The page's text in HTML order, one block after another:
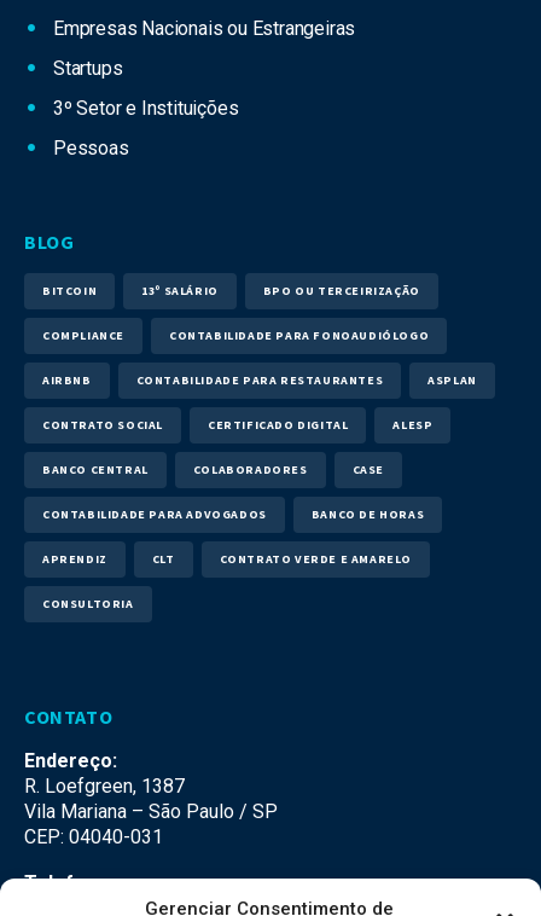
Gerenciar Consentimento de
Empresas Nacionais ou Estrangeiras
Startups
3º Setor e Instituições
Pessoas
BLOG
BITCOIN 13º SALÁRIO BPO OU TERCEIRIZAÇÃO
COMPLIANCE CONTABILIDADE PARA FONOAUDIÓLOGO
AIRBNB CONTABILIDADE PARA RESTAURANTES ASPLAN
CONTRATO SOCIAL CERTIFICADO DIGITAL ALESP
BANCO CENTRAL COLABORADORES CASE
CONTABILIDADE PARA ADVOGADOS BANCO DE HORAS
APRENDIZ CLT CONTRATO VERDE E AMARELO
CONSULTORIA
CONTATO
Endereço:
R. Loefgreen, 1387
Vila Mariana – São Paulo / SP
CEP: 04040-031
Telefone:
(11) 3500-3500